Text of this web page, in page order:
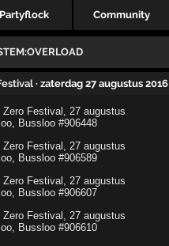
Partyflock Community
· zaterdag 27 augustus 2016